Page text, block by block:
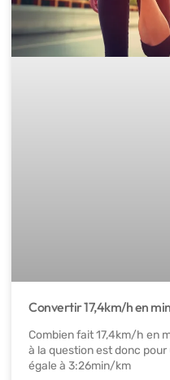
Convertir 17,4km/h en
Combien fait 17,4km/h en
à la question est donc
égale à 3:26min/km